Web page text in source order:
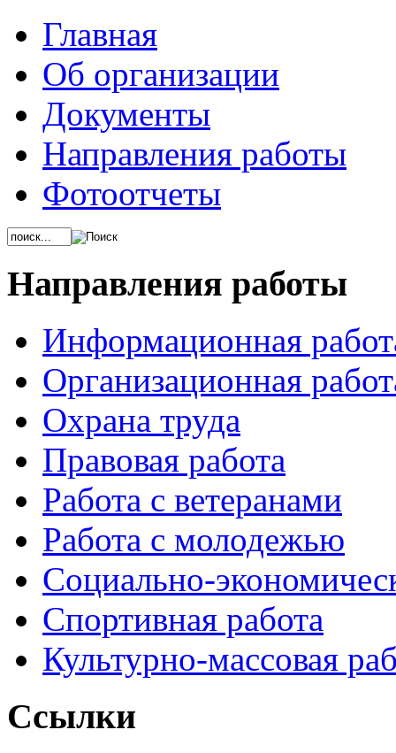
Главная
Об организации
Документы
Направления работы
Фотоотчеты
Направления работы
Информационная
Организационная
Охрана труда
Правовая работа
Работа с ветеранами
Работа с молодежью
Социально-
Спортивная работа
Культурно-массовая
Ссылки